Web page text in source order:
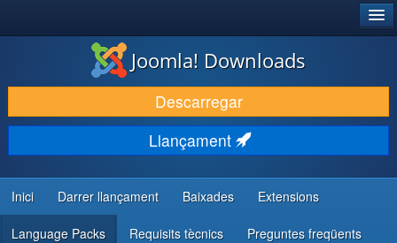
DESCARREGA & AMPLIA
DESCOBRIR & APRENDRE
COMUNITAT & SUPORT
RECURSOS PER DESENVOLUPADORS/ES
Joomla! Downloads
Descarregar
Llançament
Inici Darrer llançament Baixades Extensions
Language Packs Requisits tècnics Preguntes freqüents